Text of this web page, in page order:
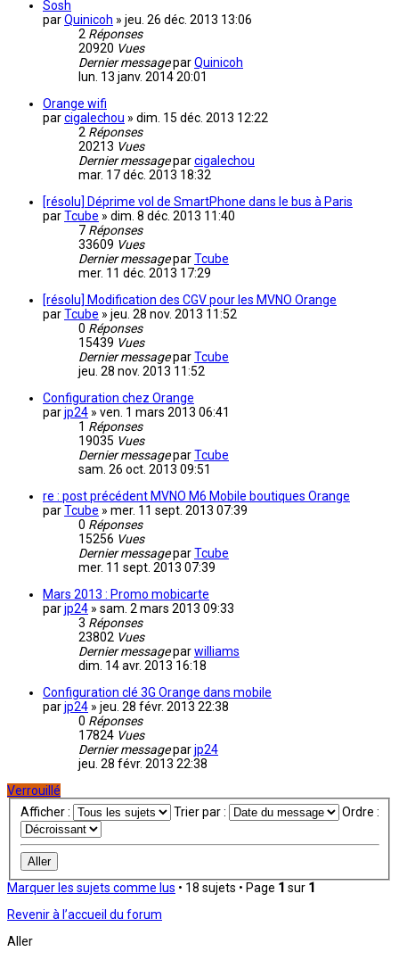
Sosh
parQuinicoh » jeu. 26 déc. 2013 13:06
2 Réponses
20920 Vues
Dernier messageparQuinicoh
lun. 13 janv. 2014 20:01
Orange wifi
parcigalechou » dim. 15 déc. 2013 12:22
2 Réponses
20213 Vues
Dernier messageparcigalechou
mar. 17 déc. 2013 18:32
[résolu] Déprime vol de SmartPhone dans le bus à Paris
parTcube » dim. 8 déc. 2013 11:40
7 Réponses
33609 Vues
Dernier messageparTcube
mer. 11 déc. 2013 17:29
[résolu] Modification des CGV pour les MVNO Orange
parTcube » jeu. 28 nov. 2013 11:52
0 Réponses
15439 Vues
Dernier messageparTcube
jeu. 28 nov. 2013 11:52
Configuration chez Orange
parjp24 » ven. 1 mars 2013 06:41
1 Réponses
19035 Vues
Dernier messageparTcube
sam. 26 oct. 2013 09:51
re : post précédent MVNO M6 Mobile boutiques Orange
parTcube » mer. 11 sept. 2013 07:39
0 Réponses
15256 Vues
Dernier messageparTcube
mer. 11 sept. 2013 07:39
Mars 2013 : Promo mobicarte
parjp24 » sam. 2 mars 2013 09:33
3 Réponses
23802 Vues
Dernier messageparwilliams
dim. 14 avr. 2013 16:18
Configuration clé 3G Orange dans mobile
parjp24 » jeu. 28 févr. 2013 22:38
0 Réponses
17824 Vues
Dernier messageparjp24
jeu. 28 févr. 2013 22:38
Verrouillé
Afficher :
Trier par : Ordre :
Marquer les sujets comme lus • 18 sujets • Page 1 sur 1
Revenir à l’accueil du forum
Aller